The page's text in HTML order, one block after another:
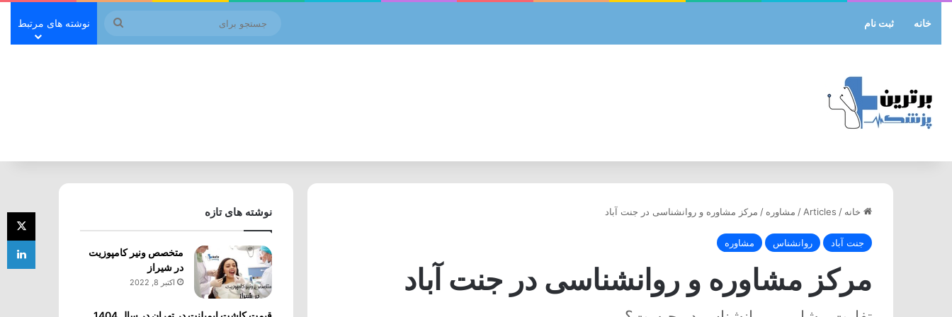
خانه ثبت نام
جستجو
برای
نوشته های مرتبط
خانه /
Articles
/ مشاوره / مرکز مشاوره و روانشناسی در جنت آباد
جنت آباد روانشناس مشاوره
مرکز مشاوره و روانشناسی در جنت آباد
نوشته های تازه
متخصص ونیر کامپوزیت
در شیراز
اکتبر 8, 2022